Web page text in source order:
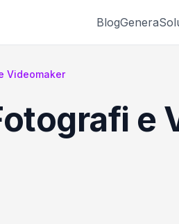
BlogGenera
Videomaker
e